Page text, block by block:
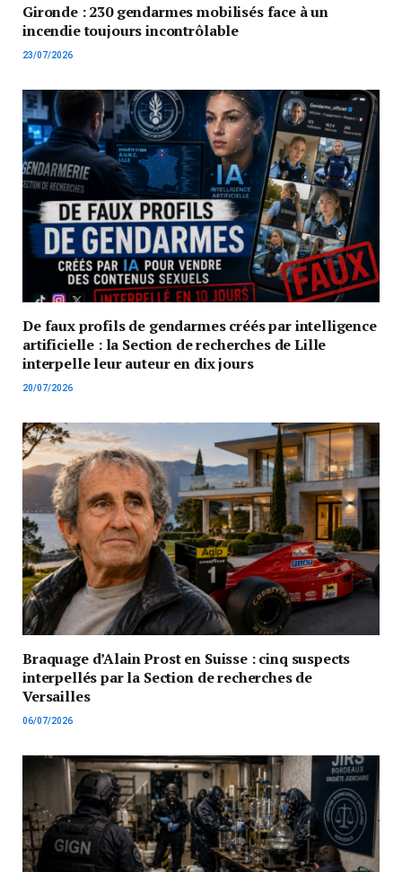
Gironde : 230 gendarmes mobilisés face à un
incendie toujours incontrôlable
23/07/2026
De faux profils de gendarmes créés par intelligence
artificielle : la Section de recherches de Lille
interpelle leur auteur en dix jours
20/07/2026
Braquage d’Alain Prost en Suisse : cinq suspects
interpellés par la Section de recherches de
Versailles
06/07/2026